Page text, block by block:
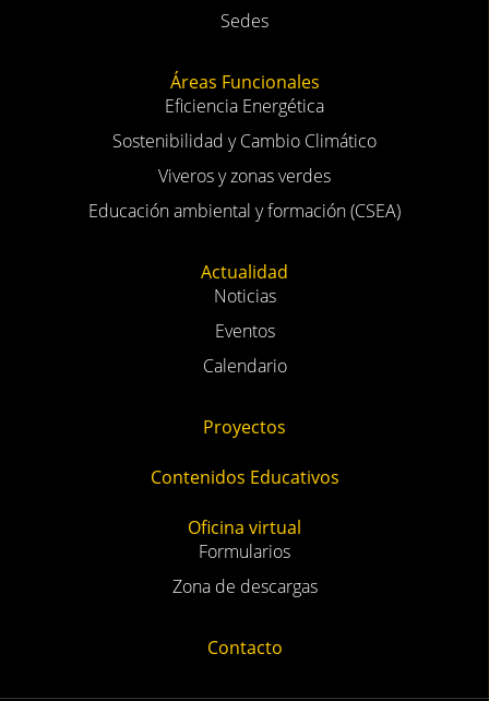
Sedes
Áreas Funcionales
Eficiencia Energética
Sostenibilidad y Cambio Climático
Viveros y zonas verdes
Educación ambiental y formación (CSEA)
Actualidad
Noticias
Eventos
Calendario
Proyectos
Contenidos Educativos
Oficina virtual
Formularios
Zona de descargas
Contacto